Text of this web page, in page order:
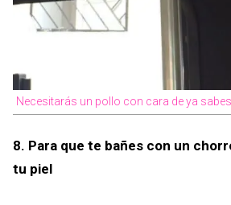
Necesitarás un pollo con cara de ya sabes
8. Para que te bañes con un
tu piel